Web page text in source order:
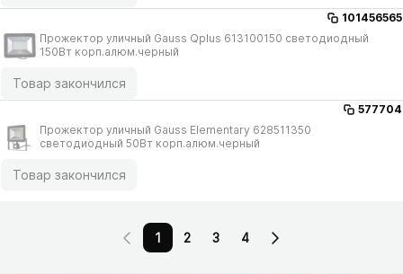
101456565
Прожектор уличный Gauss Qplus 613100150 светодиодный
150Вт корп.алюм.черный
Товар закончился
577704
Прожектор уличный Gauss Elementary 628511350
светодиодный 50Вт корп.алюм.черный
Товар закончился
1 2 3 4